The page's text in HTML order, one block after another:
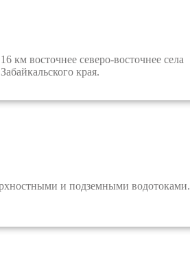
восточнее северо-восточнее села
края.
и подземными водотоками.